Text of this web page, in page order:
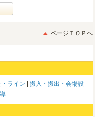
ページＴＯＰへ
・ライン
搬入・搬出・会場設